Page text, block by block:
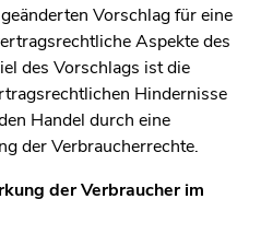
Vorschlag für eine
Aspekte des
des Vorschlags ist die
Hindernisse
Handel durch eine
der Verbraucherrechte.
der Verbraucher im